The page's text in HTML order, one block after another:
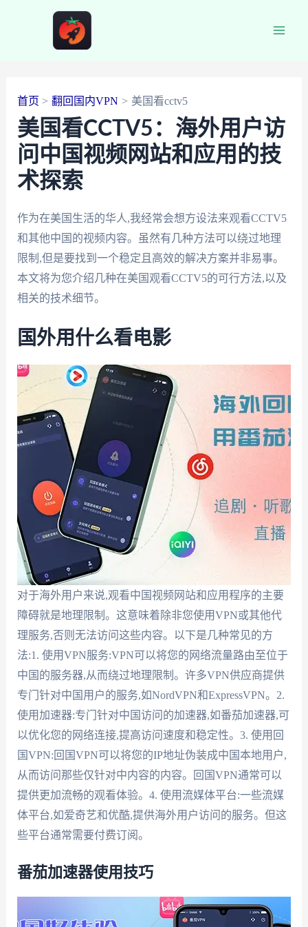
首页 翻回国内VPN 美国看cctv5
美国看CCTV5：海外用户访
问中国视频网站和应用的技
术探索
作为在美国生活的华人,我经常会想方设法来观看CCTV5
和其他中国的视频内容。虽然有几种方法可以绕过地理
限制,但是要找到一个稳定且高效的解决方案并非易事。
本文将为您介绍几种在美国观看CCTV5的可行方法,以及
相关的技术细节。
国外用什么看电影
对于海外用户来说,观看中国视频网站和应用程序的主要
障碍就是地理限制。这意味着除非您使用VPN或其他代
理服务,否则无法访问这些内容。以下是几种常见的方
法:1. 使用VPN服务:VPN可以将您的网络流量路由至位于
中国的服务器,从而绕过地理限制。许多VPN供应商提供
专门针对中国用户的服务,如NordVPN和ExpressVPN。2.
使用加速器:专门针对中国访问的加速器,如番茄加速器,可
以优化您的网络连接,提高访问速度和稳定性。3. 使用回
国VPN:回国VPN可以将您的IP地址伪装成中国本地用户,
从而访问那些仅针对中内容的内容。回国VPN通常可以
提供更加流畅的观看体验。4. 使用流媒体平台:一些流媒
体平台,如爱奇艺和优酷,提供海外用户访问的服务。但这
些平台通常需要付费订阅。
番茄加速器使用技巧